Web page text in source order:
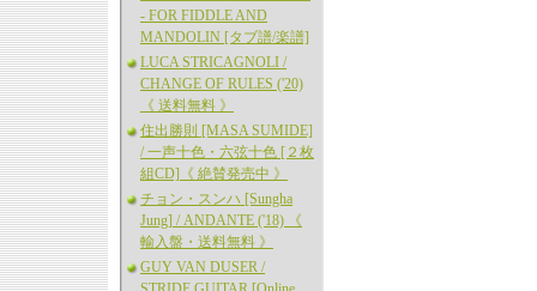
- FOR FIDDLE AND
MANDOLIN [タブ譜/楽譜]
LUCA STRICAGNOLI /
CHANGE OF RULES ('20)
《 送料無料 》
住出勝則 [MASA SUMIDE]
/ 一声十色・六弦十色 [２枚
組CD]《 絶賛発売中 》
チョン・スンハ [Sungha
Jung] / ANDANTE ('18) 《
輸入盤・送料無料 》
GUY VAN DUSER /